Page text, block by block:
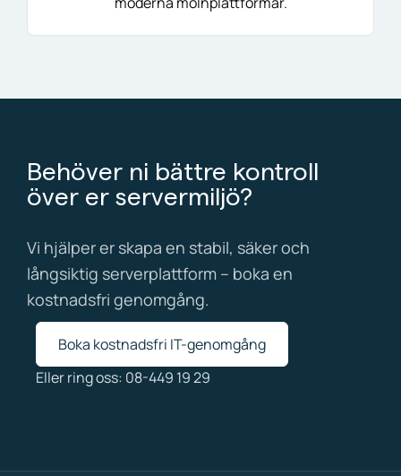
Behöver ni bättre kontroll
över er servermiljö?
Vi hjälper er skapa en stabil, säker och
långsiktig serverplattform – boka en
kostnadsfri genomgång.
Boka kostnadsfri IT-genomgång
Eller ring oss: 08-449 19 29